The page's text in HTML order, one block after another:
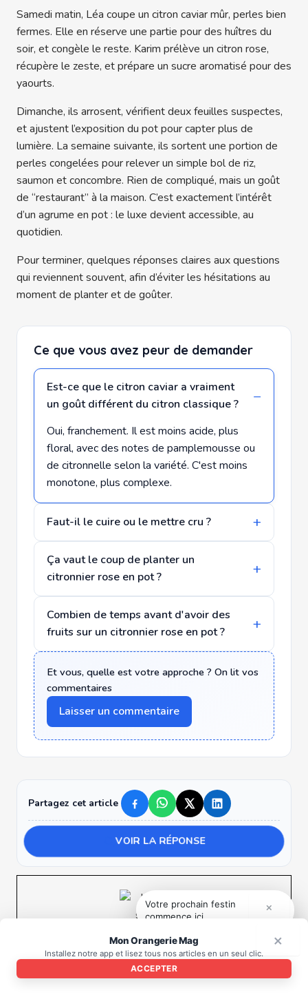
Samedi matin, Léa coupe un citron caviar mûr, perles bien
fermes. Elle en réserve une partie pour des huîtres du
soir, et congèle le reste. Karim prélève un citron rose,
récupère le zeste, et prépare un sucre aromatisé pour des
yaourts.
Dimanche, ils arrosent, vérifient deux feuilles suspectes,
et ajustent l’exposition du pot pour capter plus de
lumière. La semaine suivante, ils sortent une portion de
perles congelées pour relever un simple bol de riz,
saumon et concombre. Rien de compliqué, mais un goût
de “restaurant” à la maison. C’est exactement l’intérêt
d’un agrume en pot : le luxe devient accessible, au
quotidien.
Pour terminer, quelques réponses claires aux questions
qui reviennent souvent, afin d’éviter les hésitations au
moment de planter et de goûter.
Ce que vous avez peur de demander
Est-ce que le citron caviar a vraiment
un goût différent du citron classique ?
Oui, franchement. Il est moins acide, plus
floral, avec des notes de pamplemousse ou
de citronnelle selon la variété. C'est moins
monotone, plus complexe.
Faut-il le cuire ou le mettre cru ?
Ça vaut le coup de planter un
citronnier rose en pot ?
Combien de temps avant d'avoir des
fruits sur un citronnier rose en pot ?
Et vous, quelle est votre approche ? On lit vos
commentaires
Laisser un commentaire
Partagez cet article
VOIR LA RÉPONSE
×
Votre prochain festin
commence ici.
×
Mon Orangerie Mag
Installez notre app et lisez tous nos articles en un seul clic.
ACCEPTER